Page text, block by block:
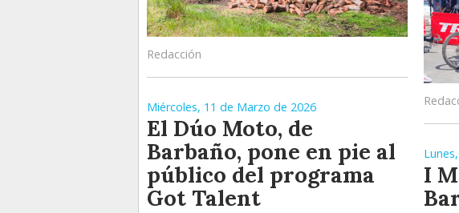
Redacción
Miércoles, 11 de Marzo de 2026
El Dúo Moto, de
Barbaño, pone en pie al
público del programa
Got Talent
I